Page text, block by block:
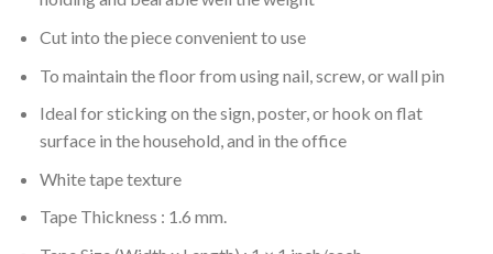
Cut into the piece convenient to use
To maintain the floor from using nail, screw, or wall pin
Ideal for sticking on the sign, poster, or hook on flat
surface in the household, and in the office
White tape texture
Tape Thickness : 1.6 mm.